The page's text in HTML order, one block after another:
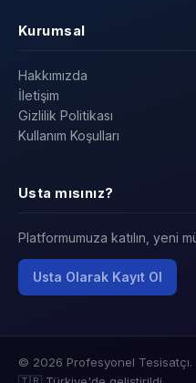
Kurumsal
Hakkımızda
İletişim
Gizlilik Politikası
Kullanım Koşulları
Usta mısınız?
Platformumuza katılın, yeni
Usta Olarak Kayıt Ol
© 2026 Profesyonel Tesisatçı.